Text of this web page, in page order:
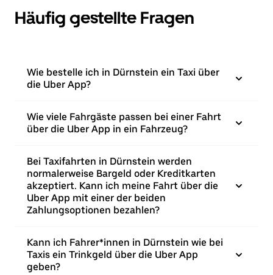
Häufig gestellte Fragen
Wie bestelle ich in Dürnstein ein Taxi über
die Uber App?
Wie viele Fahrgäste passen bei einer Fahrt
über die Uber App in ein Fahrzeug?
Bei Taxifahrten in Dürnstein werden
normalerweise Bargeld oder Kreditkarten
akzeptiert. Kann ich meine Fahrt über die
Uber App mit einer der beiden
Zahlungsoptionen bezahlen?
Kann ich Fahrer*innen in Dürnstein wie bei
Taxis ein Trinkgeld über die Uber App
geben?